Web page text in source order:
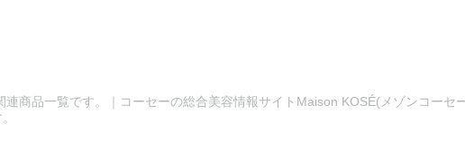
商品一覧です。｜コーセーの総合美容情報サイトMaison KOSÉ(メゾンコーセ